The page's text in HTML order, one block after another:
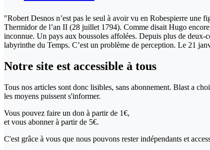
"Robert Desnos n’est pas le seul à avoir vu en Robespierre une
Thermidor de l’an II (28 juillet 1794). Comme disait Hugo
inconnue. Un pays aux boussoles affolées. Depuis plus de
labyrinthe du Temps. C’est un problème de perception. Le 21
Notre site est accessible à tous
Tous nos articles sont donc lisibles, sans abonnement. Blast a
les moyens puissent s'informer.
Vous pouvez faire un don à partir de 1€,
et vous abonner à partir de 5€.
C'est grâce à vous que nous pouvons rester indépendants et